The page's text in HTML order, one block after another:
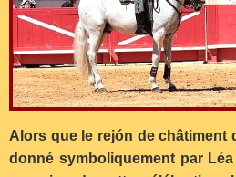
Alors que le rejón de
donné symboliquement par